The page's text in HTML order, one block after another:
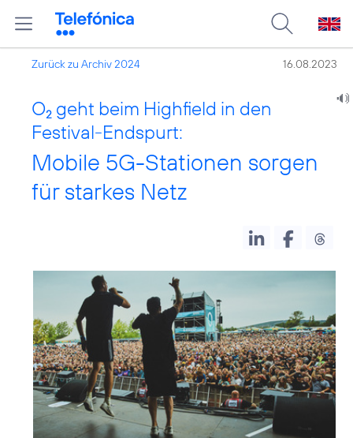
Zurück zu Archiv 2024 16.08.2023
O2 geht beim Highfield in den
Festival-Endspurt:
Mobile 5G-Stationen sorgen
für starkes Netz